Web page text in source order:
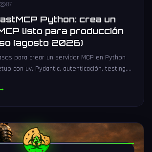
87
Python: crea un
listo para producción
(agosto 2026)
para crear un servidor MCP en Python
con uv, Pydantic, autenticación, testing,